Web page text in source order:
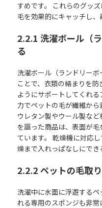
すめです。 これらのグッ
毛を効果的にキャッチし、
2.2.1 洗濯ボール（
る
洗濯ボール（ランドリー
ことで、衣類の絡まりを
ようにサポートしてくれ
力でペットの毛が繊維か
ウレタン製やウール製な
を謳った商品は、表面が
ています。 乾燥機に対応
燥まで入れっぱなしにでき
2.2.2 ペットの毛取
洗濯中に水面に浮遊する
れる専用のスポンジも非